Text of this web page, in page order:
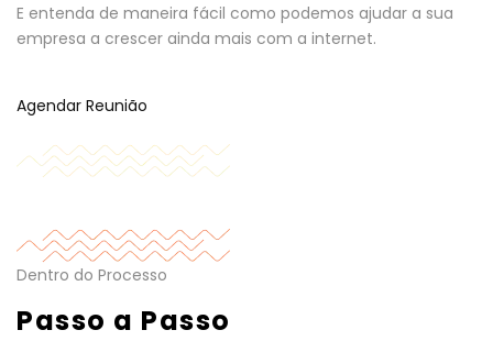
E entenda de maneira fácil como podemos ajudar a sua
empresa a crescer ainda mais com a internet.
Agendar Reunião
Dentro do Processo
Passo a Passo